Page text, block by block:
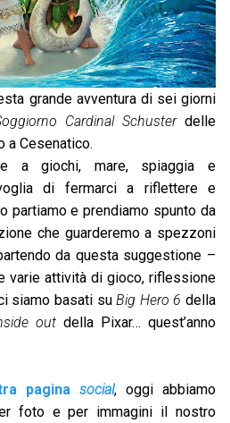
grande avventura di sei giorni
Cardinal Schusterdelle
a Cesenatico.
a giochi, mare, spiaggia e
di fermarci a riflettere e
partiamo e prendiamo spunto da
che guarderemo a spezzoni
da questa suggestione –
varie attività di gioco, riflessione
siamo basati suBig Hero 6 della
out della Pixar… quest’anno
pagina social, oggi abbiamo
foto e per immagini il nostro